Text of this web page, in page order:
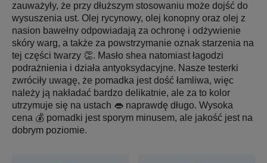
zauważyły, że przy dłuższym stosowaniu może dojść do
wysuszenia ust. Olej rycynowy, olej konopny oraz olej z
nasion bawełny odpowiadają za ochronę i odżywienie
skóry warg, a także za powstrzymanie oznak starzenia na
tej części twarzy 👏. Masło shea natomiast łagodzi
podrażnienia i działa antyoksydacyjne. Nasze testerki
zwróciły uwagę, że pomadka jest dość łamliwa, więc
należy ją nakładać bardzo delikatnie, ale za to kolor
utrzymuje się na ustach 👄 naprawdę długo. Wysoka
cena 💰 pomadki jest sporym minusem, ale jakość jest na
dobrym poziomie.